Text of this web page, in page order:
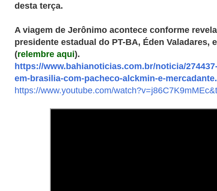
desta terça.
A viagem de Jerônimo acontece conforme
presidente estadual do PT-BA, Éden Valadares,
(relembre aqui).
https://www.bahianoticias.com.br/noticia/
em-brasilia-com-pacheco-alckmin-e-
https://www.youtube.com/